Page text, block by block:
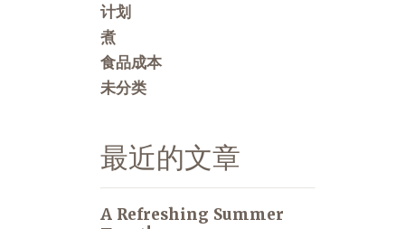
计划
煮
食品成本
未分类
最近的文章
A Refreshing Summer